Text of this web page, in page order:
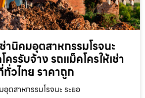
านิคมอุตสาหกรรมโรจนะ
ครรับจ้าง รถแม็คโครให้เช่า
วไทย ราคาถูก
อุตสาหกรรมโรจนะ ระยอ